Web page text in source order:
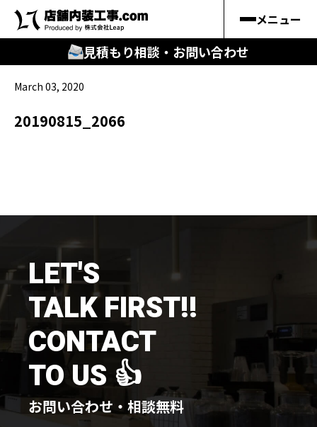
メニュー
見積もり相談・お問い合わせ
🔍
キーワードから
知る
はじめての方
店舗内装工事.comの強み
施工までの流れ
コラムを読む
お客様のこえ
March 03, 2020
20190815_2066
LET'S
TALK FIRST!!
CONTACT
TO US 👍
お問い合わせ・相談無料